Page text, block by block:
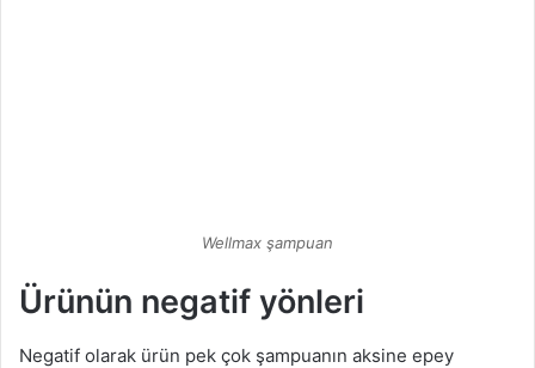
Wellmax şampuan
Ürünün negatif yönleri
Negatif olarak ürün pek çok şampuanın aksine epey